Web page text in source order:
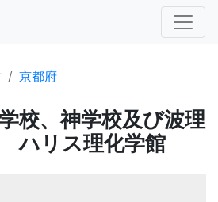
京都府
校、神学校及び波理
ハリス理化学館